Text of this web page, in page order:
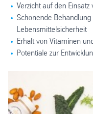
Verzicht auf den
Schonende
Lebensmittelsicherheit
Erhalt von Vitaminen
Potentiale zur